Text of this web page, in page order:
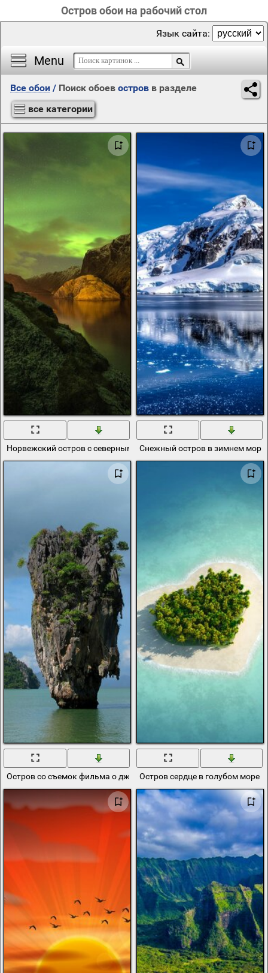
Остров обои на рабочий стол
Menu
Язык сайта:
Все обои / Поиск обоев остров в разделе
все категории
Норвежский остров с северным сияниемСнежный остров в зимнем море
Остров со съемок фильма о джеймсе бондеОстров сердце в голубом море